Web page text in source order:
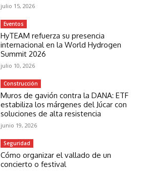
julio 15, 2026
Eventos
HyTEAM refuerza su presencia
internacional en la World Hydrogen
Summit 2026
julio 10, 2026
Construcción
Muros de gavión contra la DANA: ETF
estabiliza los márgenes del Júcar con
soluciones de alta resistencia
junio 19, 2026
Seguridad
Cómo organizar el vallado de un
concierto o festival